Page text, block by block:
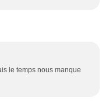
le temps nous manque